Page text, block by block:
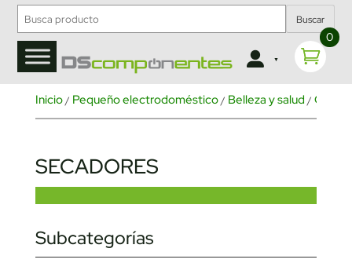
Buscar
0
Inicio/ Pequeño electrodoméstico/ Belleza y salud /
SECADORES
Subcategorías